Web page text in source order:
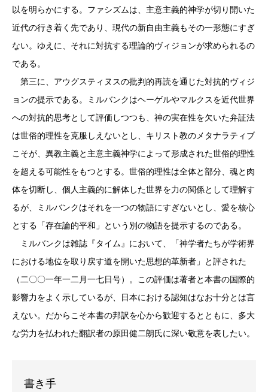
以を明らかにする。ファシズムは、主意主義的神学が切り開いた
近代の行き着く先であり、現代の新自由主義もその一形態にすぎ
ない。ゆえに、それに対抗する理論的ヴィジョンが求められるの
である。
第三に、アウグスティヌスの批判的再読を通じた対抗的ヴィジ
ョンの提示である。ミルバンクはヘーゲルやマルクスを近代世界
への対抗的思考として評価しつつも、神の実在性を欠いた弁証法
は世俗的理性を克服しえないとし、キリスト教のメタナラティブ
こそが、異教主義と主意主義神学によって形成された世俗的理性
を超える可能性をもつとする。世俗的理性は全体と部分、魂と肉
体を切断し、個人主義的に解体した世界を力の関係として理解す
るが、ミルバンクはそれを一つの物語にすぎないとし、愛を核心
とする「存在論的平和」という別の物語を提示するのである。
ミルバンクは雑誌『タイム』において、「神学者たちが学術界
における地位を取り戻す道を開いた思想的革新者」と評された
（二〇〇一年一二月一七日号）。この評価は著者と本書の国際的
影響力をよく示しているが、日本における認知はなお十分とは言
えない。だからこそ本書の邦訳を心から歓迎するとともに、多大
な労力を払われた翻訳者の原田健二朗氏に深い敬意を表したい。
書き手